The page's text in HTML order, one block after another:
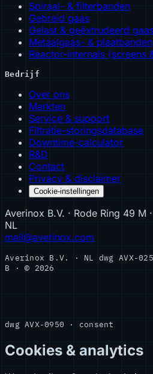
Spiraal- & filterbanden
Gebreid gaas
Gelast & geëxtrudeerd
Metaalgaas- & plaatbanden
Reactor-internals (screens
Bedrijf
Over ons
Markten
Service & support
Filtratie-storingsdatabase
Downtime-calculator
R&D
Contact
Privacy & disclaimer
Cookie-instellingen
Averinox B.V. · Rode Ring 49 M
NL
mail@averinox.com
Averinox B.V. · NL dwg AVX-
B · © 2026
dwg AVX-0950 · consent
Cookies & analytics